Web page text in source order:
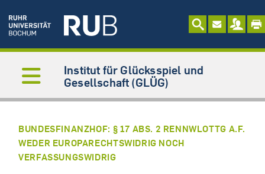
Institut für Glücksspiel und
Gesellschaft (GLÜG)
BUNDESFINANZHOF: § 17 ABS. 2 RENNWLOTTG A.F.
WEDER EUROPARECHTSWIDRIG NOCH
VERFASSUNGSWIDRIG